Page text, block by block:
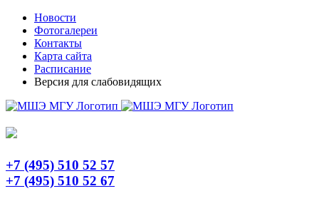
Skip
content
TelegramНовости
Фотогалереи
Контакты
Карта сайта
Расписание
Версия для слабовидящих
+7 (495) 510 52 57
+7 (495) 510 52 67